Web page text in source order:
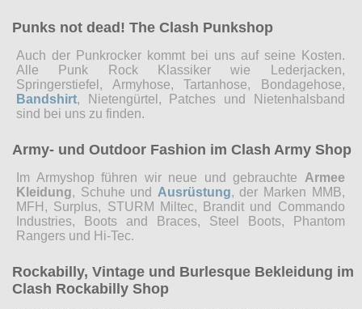
Punks not dead! The Clash Punkshop
Auch der Punkrocker kommt bei uns auf seine Kosten.
Alle Punk Rock Klassiker wie Lederjacken,
Springerstiefel, Armyhose, Tartanhose, Bondagehose,
Bandshirt, Nietengürtel, Patches und Nietenhalsband
sind bei uns zu finden.
Army- und Outdoor Fashion im Clash Army Shop
Im Armyshop führen wir neue und gebrauchte Armee
Kleidung, Schuhe und Ausrüstung, der Marken MMB,
MFH, Surplus, STURM Miltec, Brandit und Commando
Industries, Boots and Braces, Steel Boots, Phantom
Rangers und Hi-Tec.
Rockabilly, Vintage und Burlesque Bekleidung im
Clash Rockabilly Shop